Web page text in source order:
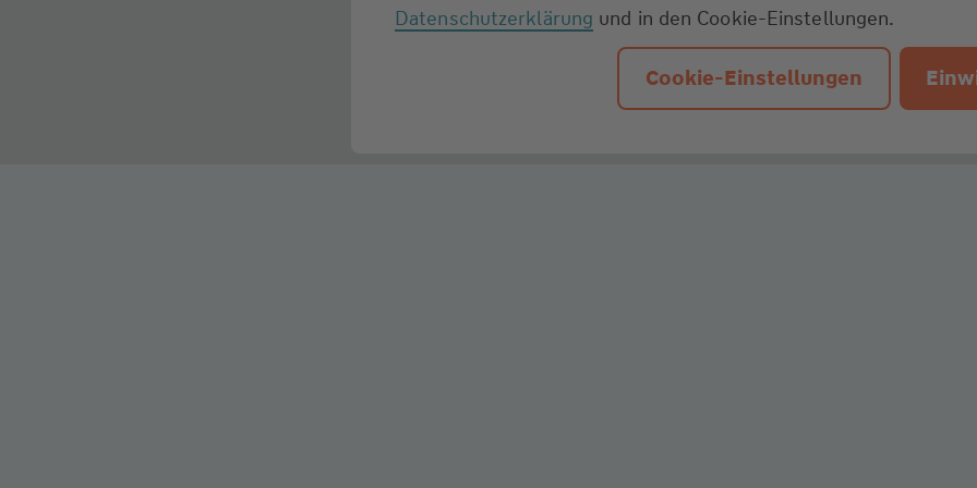
Datenschutzerklärung und in den Cookie-Einstellungen.
Cookie-Einstellungen